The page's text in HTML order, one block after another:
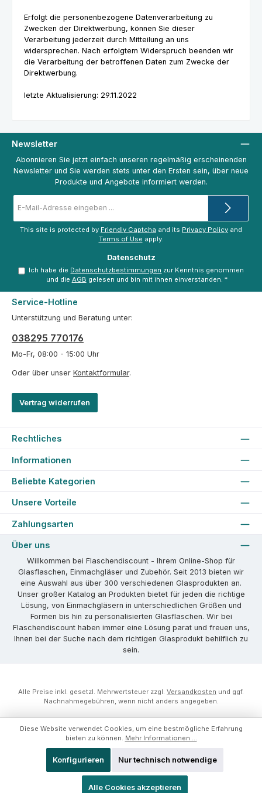
Erfolgt die personenbezogene Datenverarbeitung zu
Zwecken der Direktwerbung, können Sie dieser
Verarbeitung jederzeit durch Mitteilung an uns
widersprechen. Nach erfolgtem Widerspruch beenden wir
die Verarbeitung der betroffenen Daten zum Zwecke der
Direktwerbung.
letzte Aktualisierung: 29.11.2022
Newsletter
Abonnieren Sie jetzt einfach unseren regelmäßig erscheinenden
Newsletter und Sie werden stets unter den Ersten sein, über neue
Produkte und Angebote informiert werden.
Mail-
This site is protected by Friendly Captcha and its Privacy Policy and
Terms of Use apply.
Datenschutz
Ich habe die Datenschutzbestimmungen zur Kenntnis genommen
und die AGB gelesen und bin mit ihnen einverstanden. *
Service-Hotline
Unterstützung und Beratung unter:
038295 770176
Mo-Fr, 08:00 - 15:00 Uhr
Oder über unser Kontaktformular.
Vertrag widerrufen
Rechtliches
Informationen
Beliebte Kategorien
Unsere Vorteile
Zahlungsarten
Über uns
Willkommen bei Flaschendiscount - Ihrem Online-Shop für
Glasflaschen, Einmachgläser und Zubehör. Seit 2013 bieten wir
eine Auswahl aus über 300 verschiedenen Glasprodukten an.
Unser großer Katalog an Produkten bietet für jeden die richtige
Lösung, von Einmachgläsern in unterschiedlichen Größen und
Formen bis hin zu personalisierten Glasflaschen. Wir bei
Flaschendiscount haben immer eine Lösung parat und freuen uns,
Ihnen bei der Suche nach dem richtigen Glasprodukt behilflich zu
sein.
Alle Preise inkl. gesetzl. Mehrwertsteuer zzgl. Versandkosten und ggf.
Nachnahmegebühren, wenn nicht anders angegeben.
Diese Website verwendet Cookies, um eine bestmögliche Erfahrung
bieten zu können. Mehr Informationen ...
Nur technisch notwendige
Konfigurieren
Alle Cookies akzeptieren